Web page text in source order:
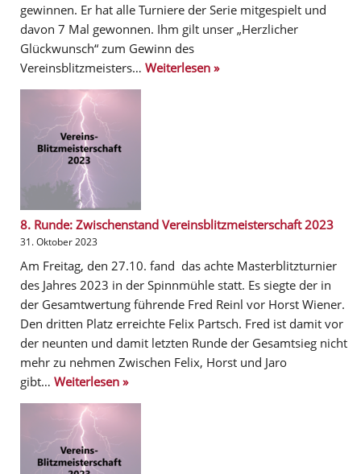
gewinnen. Er hat alle Turniere der Serie mitgespielt und
davon 7 Mal gewonnen. Ihm gilt unser „Herzlicher
Glückwunsch“ zum Gewinn des
Vereinsblitzmeisters… Weiterlesen »
8. Runde: Zwischenstand Vereinsblitzmeisterschaft 2023
31. Oktober 2023
Am Freitag, den 27.10. fand das achte Masterblitzturnier
des Jahres 2023 in der Spinnmühle statt. Es siegte der in
der Gesamtwertung führende Fred Reinl vor Horst Wiener.
Den dritten Platz erreichte Felix Partsch. Fred ist damit vor
der neunten und damit letzten Runde der Gesamtsieg nicht
mehr zu nehmen Zwischen Felix, Horst und Jaro
gibt… Weiterlesen »